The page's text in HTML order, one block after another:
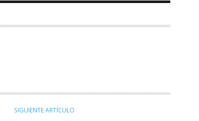
SIGUIENTE ARTÍCULO